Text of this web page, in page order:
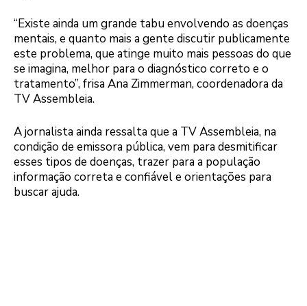
“Existe ainda um grande tabu envolvendo as doenças
mentais, e quanto mais a gente discutir publicamente
este problema, que atinge muito mais pessoas do que
se imagina, melhor para o diagnóstico correto e o
tratamento”, frisa Ana Zimmerman, coordenadora da
TV Assembleia.
A jornalista ainda ressalta que a TV Assembleia, na
condição de emissora pública, vem para desmitificar
esses tipos de doenças, trazer para a população
informação correta e confiável e orientações para
buscar ajuda.